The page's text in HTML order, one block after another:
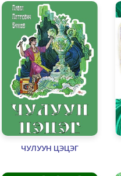
ЧУЛУУН ЦЭЦЭГ